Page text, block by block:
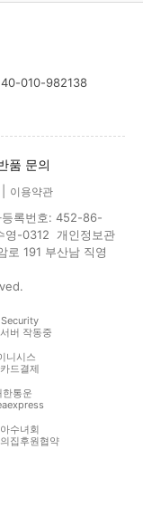
010-982138
품 문의
이용약관
등록번호: 452-86-
영-0312 개인정보관
191 부산남 직영
버 작동중
니시스
드결제
통운
수녀회
집후원협약